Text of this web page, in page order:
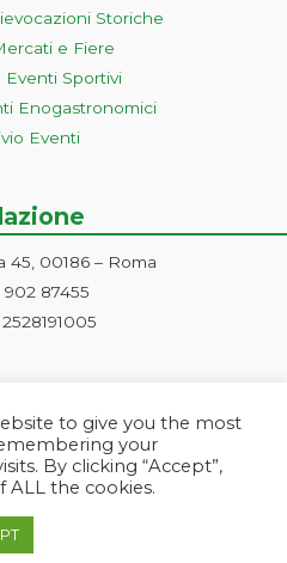
Storiche
e Fiere
Eventi Sportivi
Enogastronomici
Eventi
45, 00186 – Roma
902 87455
| markonetsrl@pec.it |
to give you the most
your
By clicking “Accept”,
ALL the cookies.